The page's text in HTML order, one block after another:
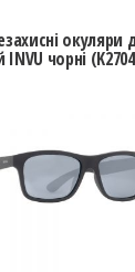
окуляри
INVU чорні